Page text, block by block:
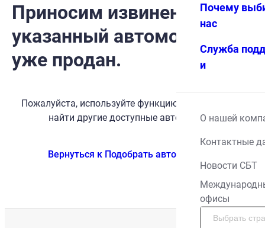
Почему
нас
Служба
и
О нашей
Контактные
Новости СБТ
офисы
Приносим извинения, но
указанный автомобиль
уже продан.
Пожалуйста, используйте функцию поиска, чтобы
найти другие доступные автомобили.
Вернуться к Подобрать автомобиль